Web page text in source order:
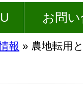
お問
報 » 農地転用